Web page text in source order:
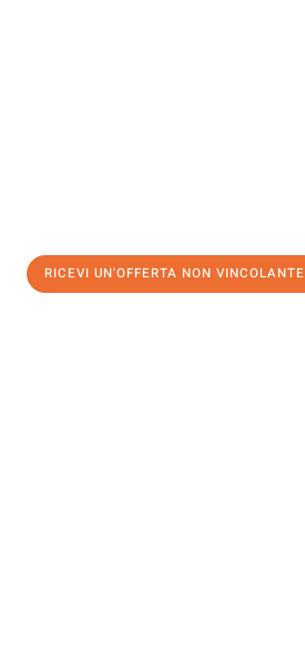
RICEVI UN'OFFERTA NON VINCOLANTE